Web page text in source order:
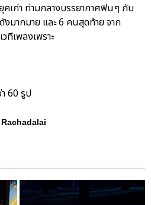
เก่า ท่ามกลางบรรยากาศฟินๆ กับ
มากมาย และ 6 คนสุดท้าย จาก
ทีเพลงเพราะ
60 รูป